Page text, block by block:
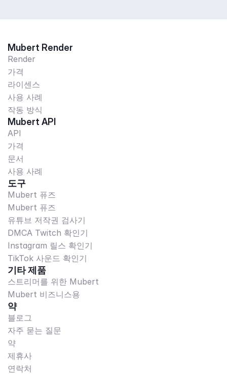
Mubert Render
Render
가격
라이센스
사용 사례
작동 방식
Mubert API
API
가격
문서
사용 사례
도구
Mubert 퓨즈
Mubert 퓨즈
유튜브 저작권 검사기
DMCA Twitch 확인기
Instagram 릴스 확인기
TikTok 사운드 확인기
기타 제품
스트리머를 위한 Mubert
Mubert 비즈니스용
약
블로그
자주 묻는 질문
약
제휴사
연락처